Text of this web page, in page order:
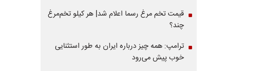
قیمت تخم مرغ رسما اعلام شد| هر کیلو تخم‌مرغ
چند؟
ترامپ: همه چیز درباره ایران به طور استثنایی
خوب پیش می‌رود